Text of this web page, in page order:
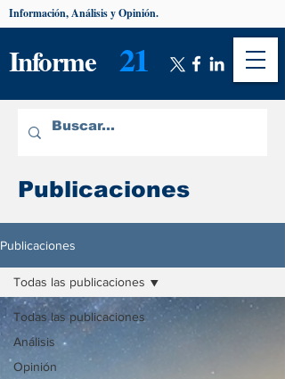
Informe 21
Información, Análisis y Opinión.
Publicaciones
Publicaciones
Todas las publicaciones
Análisis
Opinión
Todas las publicaciones